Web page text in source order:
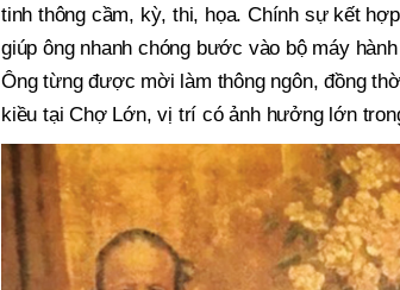
tinh thông cầm, kỳ, thi, họa. Chính sự kết
giúp ông nhanh chóng bước vào bộ máy
Ông từng được mời làm thông ngôn, đồng
kiều tại Chợ Lớn, vị trí có ảnh hưởng lớn